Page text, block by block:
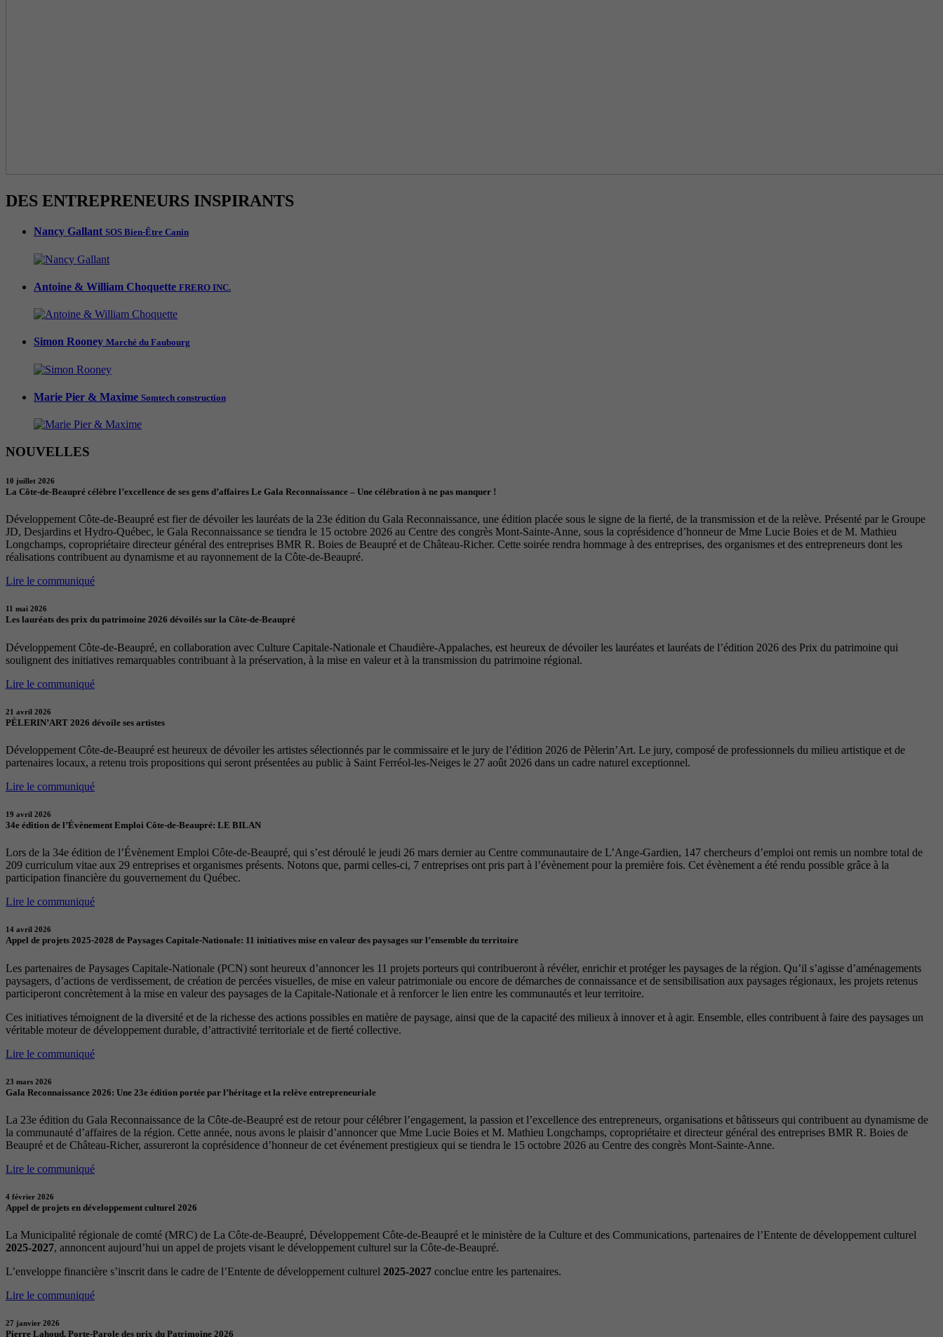
DES ENTREPRENEURS INSPIRANTS
Nancy Gallant SOS Bien-Être Canin
Antoine & William Choquette FRERO INC.
Simon Rooney Marché du Faubourg
Marie Pier & Maxime Somtech construction
NOUVELLES
10 juillet 2026
La Côte-de-Beaupré célèbre l’excellence de ses gens d’affaires Le Gala Reconnaissance – Une célébration à ne pas manquer !
Développement Côte-de-Beaupré est fier de dévoiler les lauréats de la 23e édition du Gala Reconnaissance, une édition placée sous le signe de la fierté, de la transmission et de la relève. Présenté par le Groupe
JD, Desjardins et Hydro-Québec, le Gala Reconnaissance se tiendra le 15 octobre 2026 au Centre des congrès Mont-Sainte-Anne, sous la coprésidence d’honneur de Mme Lucie Boies et de M. Mathieu
Longchamps, copropriétaire directeur général des entreprises BMR R. Boies de Beaupré et de Château-Richer. Cette soirée rendra hommage à des entreprises, des organismes et des entrepreneurs dont les
réalisations contribuent au dynamisme et au rayonnement de la Côte-de-Beaupré.
Lire le communiqué
11 mai 2026
Les lauréats des prix du patrimoine 2026 dévoilés sur la Côte-de-Beaupré
Développement Côte-de-Beaupré, en collaboration avec Culture Capitale-Nationale et Chaudière-Appalaches, est heureux de dévoiler les lauréates et lauréats de l’édition 2026 des Prix du patrimoine qui
soulignent des initiatives remarquables contribuant à la préservation, à la mise en valeur et à la transmission du patrimoine régional.
Lire le communiqué
21 avril 2026
PÈLERIN’ART 2026 dévoile ses artistes
Développement Côte-de-Beaupré est heureux de dévoiler les artistes sélectionnés par le commissaire et le jury de l’édition 2026 de Pèlerin’Art. Le jury, composé de professionnels du milieu artistique et de
partenaires locaux, a retenu trois propositions qui seront présentées au public à Saint Ferréol-les-Neiges le 27 août 2026 dans un cadre naturel exceptionnel.
Lire le communiqué
19 avril 2026
34e édition de l’Évènement Emploi Côte-de-Beaupré: LE BILAN
Lors de la 34e édition de l’Évènement Emploi Côte-de-Beaupré, qui s’est déroulé le jeudi 26 mars dernier au Centre communautaire de L’Ange-Gardien, 147 chercheurs d’emploi ont remis un nombre total de
209 curriculum vitae aux 29 entreprises et organismes présents. Notons que, parmi celles-ci, 7 entreprises ont pris part à l’évènement pour la première fois. Cet évènement a été rendu possible grâce à la
participation financière du gouvernement du Québec.
Lire le communiqué
14 avril 2026
Appel de projets 2025-2028 de Paysages Capitale-Nationale: 11 initiatives mise en valeur des paysages sur l’ensemble du territoire
Les partenaires de Paysages Capitale-Nationale (PCN) sont heureux d’annoncer les 11 projets porteurs qui contribueront à révéler, enrichir et protéger les paysages de la région. Qu’il s’agisse d’aménagements
paysagers, d’actions de verdissement, de création de percées visuelles, de mise en valeur patrimoniale ou encore de démarches de connaissance et de sensibilisation aux paysages régionaux, les projets retenus
participeront concrètement à la mise en valeur des paysages de la Capitale-Nationale et à renforcer le lien entre les communautés et leur territoire.
Ces initiatives témoignent de la diversité et de la richesse des actions possibles en matière de paysage, ainsi que de la capacité des milieux à innover et à agir. Ensemble, elles contribuent à faire des paysages un
véritable moteur de développement durable, d’attractivité territoriale et de fierté collective.
Lire le communiqué
23 mars 2026
Gala Reconnaissance 2026: Une 23e édition portée par l’héritage et la relève entrepreneuriale
La 23e édition du Gala Reconnaissance de la Côte-de-Beaupré est de retour pour célébrer l’engagement, la passion et l’excellence des entrepreneurs, organisations et bâtisseurs qui contribuent au dynamisme de
la communauté d’affaires de la région. Cette année, nous avons le plaisir d’annoncer que Mme Lucie Boies et M. Mathieu Longchamps, copropriétaire et directeur général des entreprises BMR R. Boies de
Beaupré et de Château-Richer, assureront la coprésidence d’honneur de cet événement prestigieux qui se tiendra le 15 octobre 2026 au Centre des congrès Mont-Sainte-Anne.
Lire le communiqué
4 février 2026
Appel de projets en développement culturel 2026
La Municipalité régionale de comté (MRC) de La Côte-de-Beaupré, Développement Côte-de-Beaupré et le ministère de la Culture et des Communications, partenaires de l’Entente de développement culturel
2025-2027, annoncent aujourd’hui un appel de projets visant le développement culturel sur la Côte-de-Beaupré.
L’enveloppe financière s’inscrit dans le cadre de l’Entente de développement culturel 2025-2027 conclue entre les partenaires.
Lire le communiqué
27 janvier 2026
Pierre Lahoud, Porte-Parole des prix du Patrimoine 2026